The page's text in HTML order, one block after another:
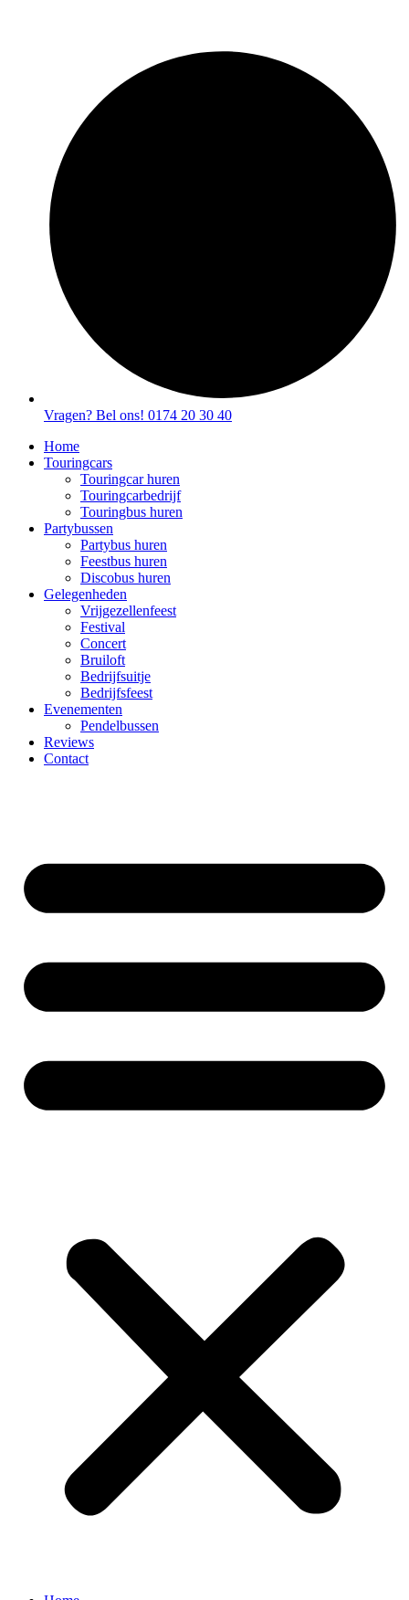
Vragen? Bel ons! 0174 20 30 40
Home
Touringcars
Touringcar huren
Touringcarbedrijf
Touringbus huren
Partybussen
Partybus huren
Feestbus huren
Discobus huren
Gelegenheden
Vrijgezellenfeest
Festival
Concert
Bruiloft
Bedrijfsuitje
Bedrijfsfeest
Evenementen
Pendelbussen
Reviews
Contact